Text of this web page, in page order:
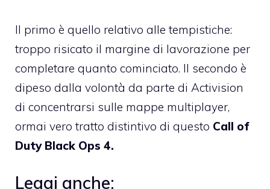
Il primo è quello relativo alle tempistiche:
troppo risicato il margine di lavorazione per
completare quanto cominciato. Il secondo è
dipeso dalla volontà da parte di Activision
di concentrarsi sulle mappe multiplayer,
ormai vero tratto distintivo di questo Call of
Duty Black Ops 4.
Leggi anche: